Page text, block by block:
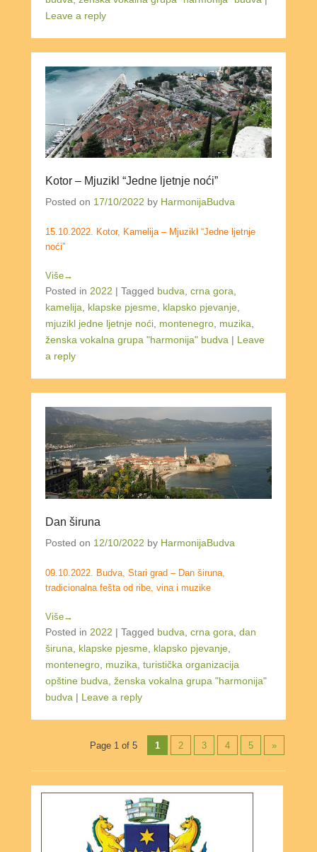
Leave a reply
Kotor – Mjuzikl “Jedne ljetnje noći”
Posted on 17/10/2022 by HarmonijaBudva
15.10.2022. Kotor, Kamelija – Mjuzikl “Jedne ljetnje
noći”
Više→
Posted in 2022 | Tagged budva, crna gora,
kamelija, klapske pjesme, klapsko pjevanje,
mjuzikl jedne ljetnje noći, montenegro, muzika,
ženska vokalna grupa "harmonija" budva | Leave
a reply
Dan širuna
Posted on 12/10/2022 by HarmonijaBudva
09.10.2022. Budva, Stari grad – Dan širuna,
tradicionalna fešta od ribe, vina i muzike
Više→
Posted in 2022 | Tagged budva crna gora dan
širuna
klapske pjesme klapsko pjevanje
montenegro muzika turistička organizacija
opštine budva ženska vokalna grupa "harmonija"
budva | Leave a reply
Post navigationPage 1 of 5 1 2 3 4 5 »